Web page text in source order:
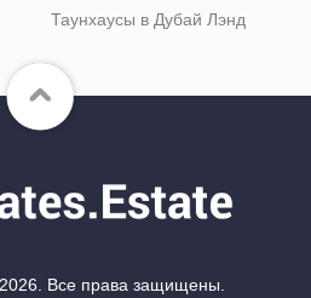
Таунхаусы в Дубай Лэнд
Все права защищены.